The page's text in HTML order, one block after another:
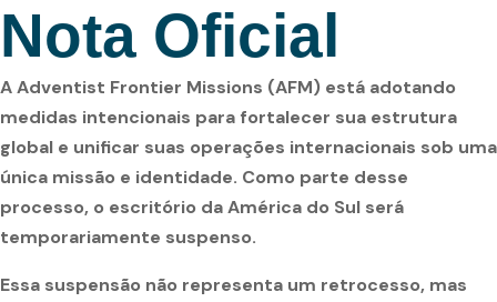
Nota Oficial
A Adventist Frontier Missions (AFM) está adotando
medidas intencionais para fortalecer sua estrutura
global e unificar suas operações internacionais sob uma
única missão e identidade. Como parte desse
processo, o escritório da América do Sul será
temporariamente suspenso.
Essa suspensão não representa um retrocesso, mas